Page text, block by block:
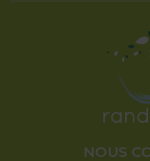
NOUS